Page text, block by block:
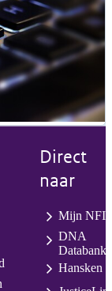
Direct
naar
Mijn NFI
DNA
Databank
Hansken